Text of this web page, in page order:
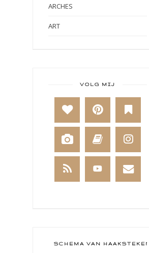
ARCHES
ART
BAKKEN
BEESTENBOEL
BOEKEN
BREIEN
BRUSHO
CAMEO 4
VOLG MIJ
SCHEMA VAN HAAKSTEKEN